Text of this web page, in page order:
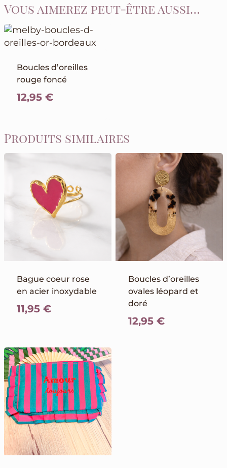
Vous aimerez peut-être aussi…
Boucles d’oreilles
rouge foncé
12,95 €
Produits similaires
Bague coeur rose
en acier inoxydable
11,95 €
Boucles d’oreilles
ovales léopard et
doré
12,95 €